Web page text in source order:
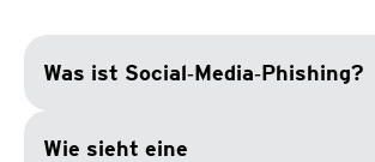
Was ist Social‑Media‑Phishing?
Wie sieht eine